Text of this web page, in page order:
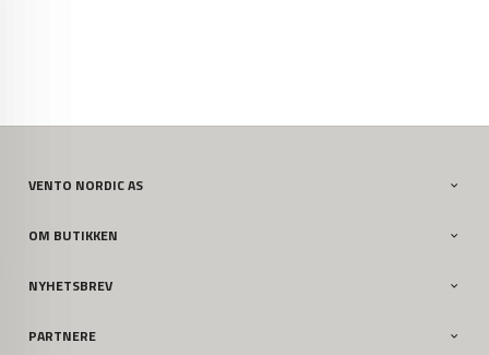
VENTO NORDIC AS
OM BUTIKKEN
NYHETSBREV
PARTNERE